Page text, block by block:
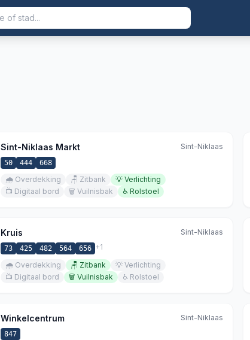
Sint-Niklaas Markt Sint-Niklaas
50 444 668
🌧️ Overdekking 🪑 Zitbank 💡 Verlichting
📺 Digitaal bord 🗑️ Vuilnisbak ♿ Rolstoel
Kruis Sint-Niklaas
73 425 482 564 656 +1
🌧️ Overdekking 🪑 Zitbank 💡 Verlichting
📺 Digitaal bord 🗑️ Vuilnisbak ♿ Rolstoel
Winkelcentrum Sint-Niklaas
847